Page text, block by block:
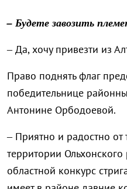
– Будете завозить
– Да, хочу привезти из
Право поднять флаг
победительнице
Антонине Орбодоевой.
– Приятно и радостно от
территории
областной конкурс